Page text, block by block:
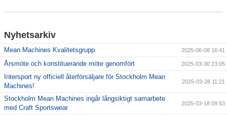
Nyhetsarkiv
Mean Machines Kvalitetsgrupp 2025-06-08 16:41
Årsmöte och konstituerande möte genomfört 2025-03-30 23:05
Intersport ny officiell återförsäljare för Stockholm Mean
Machines!
2025-03-28 11:21
Stockholm Mean Machines ingår långsiktigt samarbete
med Craft Sportswear
2025-03-18 09:53